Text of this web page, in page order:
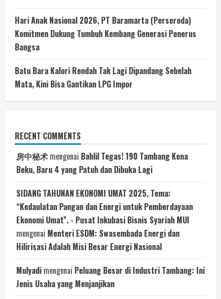
Hari Anak Nasional 2026, PT Baramarta (Perseroda)
Komitmen Dukung Tumbuh Kembang Generasi Penerus
Bangsa
Batu Bara Kalori Rendah Tak Lagi Dipandang Sebelah
Mata, Kini Bisa Gantikan LPG Impor
RECENT COMMENTS
房中秘术 mengenai Bahlil Tegas! 190 Tambang Kena
Beku, Baru 4 yang Patuh dan Dibuka Lagi
SIDANG TAHUNAN EKONOMI UMAT 2025, Tema:
“Kedaulatan Pangan dan Energi untuk Pemberdayaan
Ekonomi Umat”. - Pusat Inkubasi Bisnis Syariah MUI
mengenai Menteri ESDM: Swasembada Energi dan
Hilirisasi Adalah Misi Besar Energi Nasional
Mulyadi mengenai Peluang Besar di Industri Tambang: Ini
Jenis Usaha yang Menjanjikan